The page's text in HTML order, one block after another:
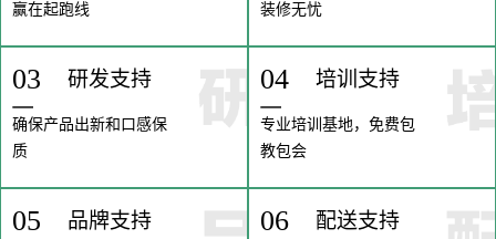
赢在起跑线
装修无忧
03 研发支持
确保产品出新和口感保
质
04 培训支持
专业培训基地，免费包
教包会
05 品牌支持 06 配送支持